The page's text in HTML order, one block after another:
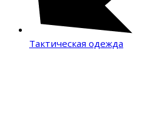
Тактическая одежда